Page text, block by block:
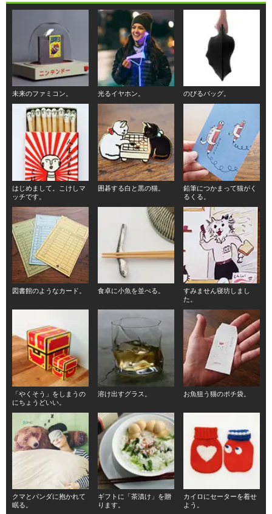
未来のファミコン。 光るイヤホン。 のびるバッグ。
はじめまして。こけしマ
ッチです。
囲碁する白と黒の猫。
鉛筆につかまって猫がく
るくる。
図書館のようなカード。 食卓に小魚を並べる。
すみません寝坊しまし
た。
「やくそう」をしまうの
にちょうどいい。
溶け出すグラス。 お魚狙う猫のポチ袋。
クマとパンダに抱かれて
眠る。
ギフトに「茶漬け」を贈
ります。
カイロにセーターを着せ
よう。